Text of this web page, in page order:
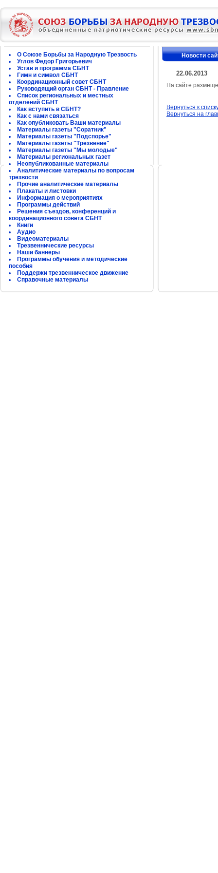
О Союзе Борьбы за Народную Трезвость
Углов Федор Григорьевич
Устав и программа СБНТ
Гимн и символ СБНТ
Координационный совет СБНТ
Руководящий орган СБНТ - Правление
Список региональных и местных
отделений СБНТ
Как вступить в СБНТ?
Как с нами связаться
Как опубликовать Ваши материалы
Материалы газеты "Соратник"
Материалы газеты "Подспорье"
Материалы газеты "Трезвение"
Материалы газеты "Мы молодые"
Материалы региональных газет
Неопубликованные материалы
Аналитические материалы по вопросам
трезвости
Прочие аналитические материалы
Плакаты и листовки
Информация о мероприятиях
Программы действий
Решения съездов, конференций и
координационного совета СБНТ
Книги
Аудио
Видеоматериалы
Трезвеннические ресурсы
Наши баннеры
Программы обучения и методические
пособия
Поддержи трезвенническое движение
Справочные материалы
Новости
22.06.2013
На сайте
Вернуться к
Вернуться на